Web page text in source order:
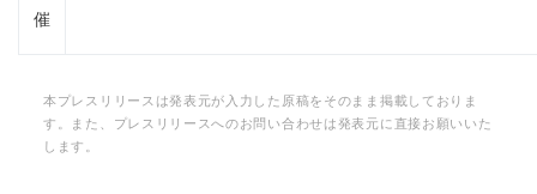
催
本プレスリリースは発表元が入力した原稿をそのまま掲載しておりま
す。また、プレスリリースへのお問い合わせは発表元に直接お願いいた
します。